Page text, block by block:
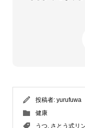
投稿者: yurufuwa
健康
うつ さとう式リ